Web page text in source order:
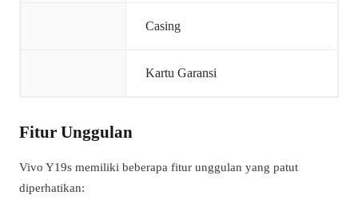
Casing
Kartu Garansi
Fitur Unggulan
Vivo Y19s memiliki beberapa fitur unggulan yang patut
diperhatikan: